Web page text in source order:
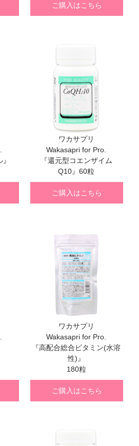
ご購入はこちら
ワカサプリ
Wakasapri for Pro.
『還元型コエンザイム
Q10』60粒
ご購入はこちら
ワカサプリ
Wakasapri for Pro.
『高配合総合ビタミン(水溶
性)』
180粒
ご購入はこちら